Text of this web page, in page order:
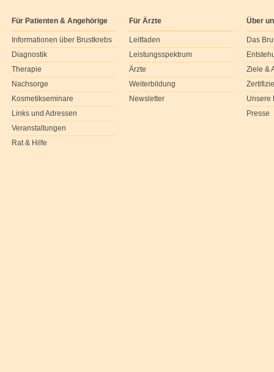
Für Patienten & Angehörige
Informationen über Brustkrebs
Diagnostik
Therapie
Nachsorge
Kosmetikseminare
Links und Adressen
Veranstaltungen
Rat & Hilfe
Für Ärzte
Leitfaden
Leistungsspektrum
Ärzte
Weiterbildung
Newsletter
Über
Das
Ziele &
Unsere
Presse